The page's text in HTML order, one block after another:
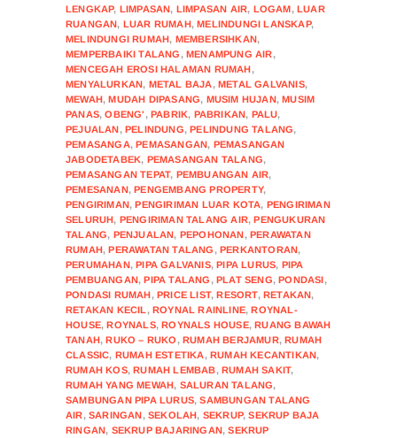
LENGKAP, LIMPASAN, LIMPASAN AIR, LOGAM,LUAR
RUANGAN, LUAR RUMAH,MELINDUNGI LANSKAP,
MELINDUNGI RUMAH, MEMBERSIHKAN,
MEMPERBAIKI TALANG ,MENAMPUNG AIR,
MENCEGAH EROSI HALAMAN RUMAH,
MENYALURKAN, METAL BAJA,METAL GALVANIS,
MEWAH,MUDAH DIPASANG, MUSIM HUJAN,MUSIM
PANAS,OBENG' ,PABRIK, PABRIKAN, PALU,
PEJUALAN,PELINDUNG,PELINDUNG TALANG,
PEMASANGA,PEMASANGAN, PEMASANGAN
JABODETABEK, PEMASANGAN TALANG,
PEMASANGAN TEPAT, PEMBUANGAN AIR,
PEMESANAN,PENGEMBANG PROPERTY,
PENGIRIMAN,PENGIRIMAN LUAR KOTA, PENGIRIMAN
SELURUH, PENGIRIMAN TALANG AIR,PENGUKURAN
TALANG, PENJUALAN, PEPOHONAN,PERAWATAN
RUMAH,PERAWATAN TALANG ,PERKANTORAN,
PERUMAHAN,PIPA GALVANIS,PIPA LURUS, PIPA
PEMBUANGAN,PIPA TALANG ,PLAT SENG,PONDASI,
PONDASI RUMAH,PRICE LIST,RESORT,RETAKAN,
RETAKAN KECIL ,ROYNAL RAINLINE,ROYNAL-
HOUSE,ROYNALS,ROYNALS HOUSE,RUANG BAWAH
TANAH,RUKO – RUKO ,RUMAH BERJAMUR,RUMAH
CLASSIC, RUMAH ESTETIKA,RUMAH KECANTIKAN,
RUMAH KOS,RUMAH LEMBAB,RUMAH SAKIT,
RUMAH YANG MEWAH, SALURAN TALANG,
SAMBUNGAN PIPA LURUS,SAMBUNGAN TALANG
AIR,SARINGAN,SEKOLAH, SEKRUP,SEKRUP BAJA
RINGAN, SEKRUP BAJARINGAN,SEKRUP